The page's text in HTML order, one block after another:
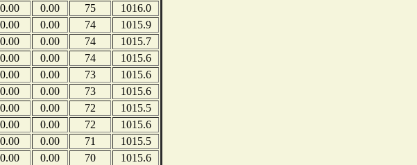
0.00 0.00 75
1016.0
0.00 0.00 74
1015.9
0.00 0.00 74
1015.7
0.00 0.00 74
1015.6
0.00 0.00 73
1015.6
0.00 0.00 73
1015.6
0.00 0.00 72
1015.5
0.00 0.00 72
1015.6
0.00 0.00 71
1015.5
0.00 0.00 70
1015.6